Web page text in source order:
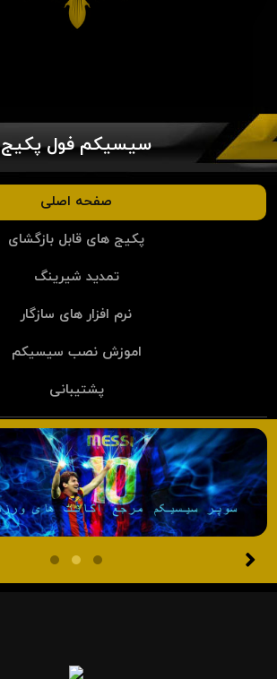
سیسیکم فول پکیج
صفحه اصلی
پکیج های قابل بازگشای
تمدید شیرینگ
نرم افزار های سازگار
اموزش نصب سیسیکم
پشتیبانی